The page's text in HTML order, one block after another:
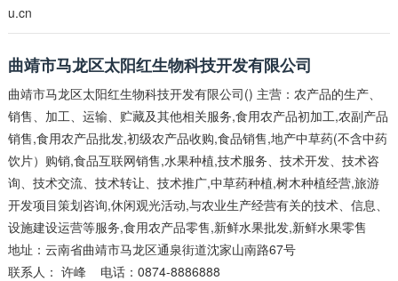
u.cn
曲靖市马龙区太阳红生物科技开发有限公司
曲靖市马龙区太阳红生物科技开发有限公司() 主营：农产品的生产、
销售、加工、运输、贮藏及其他相关服务,食用农产品初加工,农副产品
销售,食用农产品批发,初级农产品收购,食品销售,地产中草药(不含中药
饮片）购销,食品互联网销售,水果种植,技术服务、技术开发、技术咨
询、技术交流、技术转让、技术推广,中草药种植,树木种植经营,旅游
开发项目策划咨询,休闲观光活动,与农业生产经营有关的技术、信息、
设施建设运营等服务,食用农产品零售,新鲜水果批发,新鲜水果零售
地址：云南省曲靖市马龙区通泉街道沈家山南路67号
联系人： 许峰电话：0874-8886888